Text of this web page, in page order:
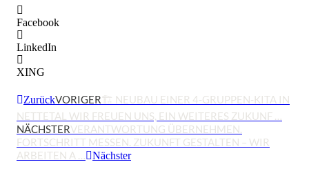
Facebook
LinkedIn
XING
ZurückVORIGER 🏗️ NEUBAU EINER 4-GRUPPEN-KITA IN
NETTETAL WIR FREUEN UNS, EIN WEITERES ZUKUNF …
NÄCHSTERVERANTWORTUNG ÜBERNEHMEN.
FORTSCHRITT MESSEN. ZUKUNFT GESTALTEN – WIR
ARBEITEN A …
Nächster